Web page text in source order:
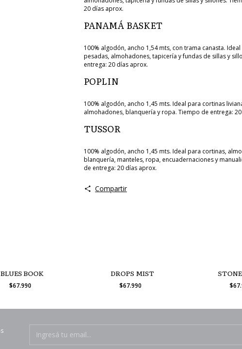
20 días aprox.
PANAMÁ BASKET
100% algodón, ancho 1,54 mts, con trama canasta.
pesadas, almohadones, tapicería y fundas de sillas y
entrega: 20 días aprox.
POPLIN
100% algodón, ancho 1,45 mts. Ideal para cortinas
almohadones, blanquería y ropa. Tiempo de entrega:
TUSSOR
100% algodón, ancho 1,45 mts. Ideal para cortinas,
blanquería, manteles, ropa, encuadernaciones y
de entrega: 20 días aprox.
Compartir
BLUES BOOK
$67.990
DROPS MIST
$67.990